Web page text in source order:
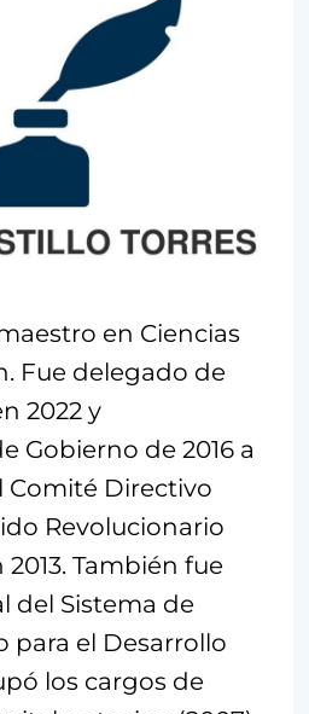
en Ciencias
Fue delegado de
2022 y
Gobierno de 2016 a
Comité Directivo
Revolucionario
También fue
del Sistema de
para el Desarrollo
los cargos de